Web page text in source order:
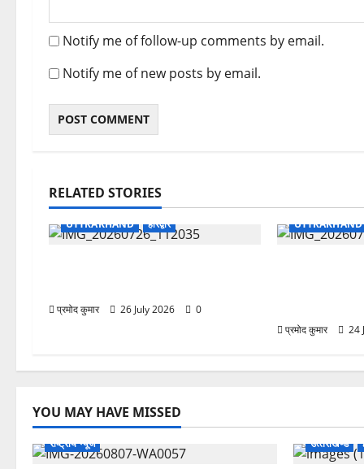
Notify me of follow-up comments by email.
Notify me of new posts by email.
RELATED STORIES
UTTRAKHAND हरिद्वार
प्रमोद कुमार 26 July 2026 0
UTTRAKHAND
प्रमोद कुमार 24
YOU MAY HAVE MISSED
राष्ट्रीय न्यूज उत्‍तराखण्‍ड